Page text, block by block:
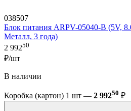
038507
Блок питания ARPV-05040-B (5V,
Металл, 3 года)
2 99250
₽/шт
В наличии
Коробка (картон) 1 шт — 2 99250 ₽